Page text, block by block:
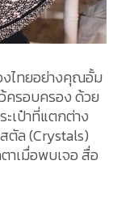
งไทยอย่างคุณอั้ม
ครอบครอง ด้วย
เป๋าที่แตกต่าง
ตัล (Crystals)
าเมื่อพบเจอ สื่อ